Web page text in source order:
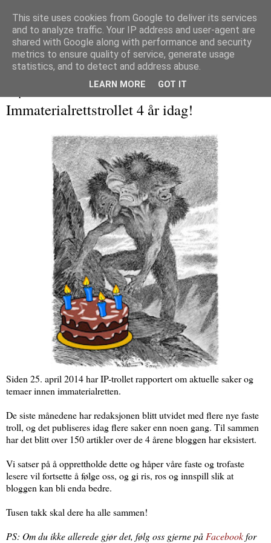
Immaterialretts­trollet
En blogg om immaterialrett og tilliggende herligheter
Immaterialrettstrollet 4 år idag!
Siden 25. april 2014 har IP-trollet rapportert om aktuelle saker og
temaer innen immaterialretten.
De siste månedene har redaksjonen blitt utvidet med flere nye faste
troll, og det publiseres idag flere saker enn noen gang. Til sammen
har det blitt over 150 artikler over de 4 årene bloggen har eksistert.
Vi satser på å opprettholde dette og håper våre faste og trofaste
lesere vil fortsette å følge oss, og gi ris, ros og innspill slik at
bloggen kan bli enda bedre.
Tusen takk skal dere ha alle sammen!
PS: Om du ikke allerede gjør det, følg oss gjerne på Facebookfor
This site uses cookies from Google to deliver its services
and to analyze traffic. Your IP address and user-agent are
shared with Google along with performance and security
metrics to ensure quality of service, generate usage
statistics, and to detect and address abuse.
LEARN MORE GOT IT